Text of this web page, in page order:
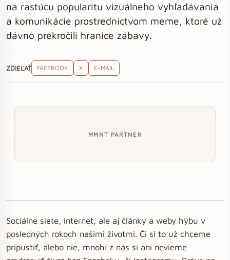
na rastúcu popularitu vizuálneho vyhľadávania
a komunikácie prostredníctvom meme, ktoré už
dávno prekročili hranice zábavy.
ZDIEĽAŤ FACEBOOK X E-MAIL
MMNT PARTNER
Sociálne siete, internet, ale aj články a weby hýbu v
posledných rokoch našimi životmi. Či si to už chceme
pripustiť, alebo nie, mnohí z nás si ani nevieme